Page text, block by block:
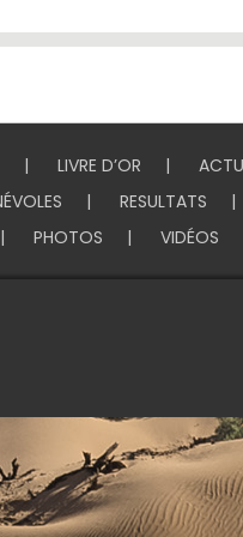
LIVRE D’OR
RESULTATS
PHOTOS VIDÉOS